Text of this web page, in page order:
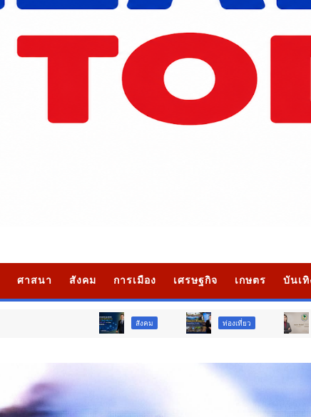
ศาสนา สังคม การเมือง เศรษฐกิจ เกษตร บันเทิ